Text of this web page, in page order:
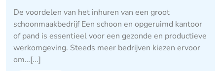
De voordelen van het inhuren van een groot
schoonmaakbedrijf Een schoon en opgeruimd kantoor
of pand is essentieel voor een gezonde en productieve
werkomgeving. Steeds meer bedrijven kiezen ervoor
om…[...]